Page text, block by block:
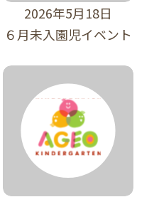
2026年5月18日
６月未入園児イベント